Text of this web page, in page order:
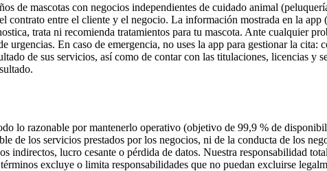
de mascotas con negocios independientes de cuidado animal
contrato entre el cliente y el negocio. La información mostrada en la
trata ni recomienda tratamientos para tu mascota. Ante cualquier
En caso de emergencia, no uses la app para gestionar la cita:
de sus servicios, así como de contar con las titulaciones, licencias y
lo razonable por mantenerlo operativo (objetivo de 99,9 % de
de los servicios prestados por los negocios, ni de la conducta de los
indirectos, lucro cesante o pérdida de datos. Nuestra responsabilidad
excluye o limita responsabilidades que no puedan excluirse